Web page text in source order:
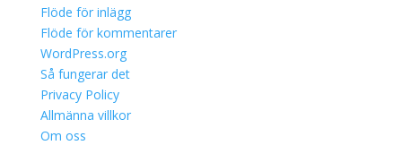
Flöde för inlägg
Flöde för kommentarer
WordPress.org
Så fungerar det
Privacy Policy
Allmänna villkor
Om oss